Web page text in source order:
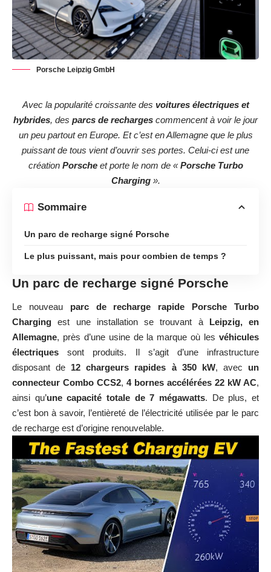
Porsche Leipzig GmbH
Avec la popularité croissante des voitures électriques et
hybrides, des parcs de recharges commencent à voir le jour
un peu partout en Europe. Et c’est en Allemagne que le plus
puissant de tous vient d’ouvrir ses portes. Celui-ci est une
création Porscheet porte le nom de «Porsche Turbo
Charging».
Sommaire
Un parc de recharge signé Porsche
Le plus puissant, mais pour combien de temps ?
Un parc de recharge signé Porsche
Le nouveau parc de recharge rapide Porsche Turbo
Charging est une installation se trouvant à Leipzig, en
Allemagne, près d’une usine de la marque où les véhicules
électriques sont produits. Il s’agit d’une infrastructure
disposant de 12 chargeurs rapides à 350 kW, avec un
connecteur Combo CCS2, 4 bornes accélérées 22 kW AC,
ainsi qu’une capacité totale de 7 mégawatts. De plus, et
c’est bon à savoir, l’entièreté de l’électricité utilisée par le parc
de recharge est d’origine renouvelable.